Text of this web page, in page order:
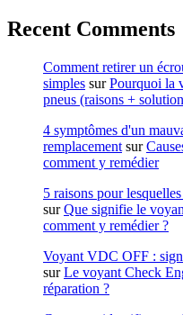
Recent Comments
Comment retirer un
simples surPourquoi la
pneus (raisons +
4 symptômes d'un
remplacement sur
comment y remédier
5 raisons pour
surQue signifie le
comment y remédier ?
Voyant VDC OFF :
surLe voyant Check
réparation ?